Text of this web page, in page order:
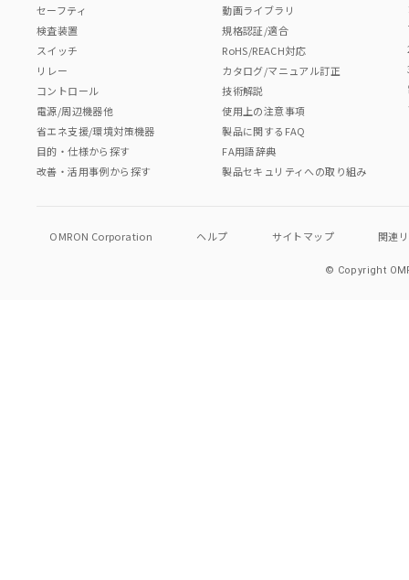
セーフティ
検査装置
スイッチ
リレー
コントロール
電源/周辺機器他
省エネ支援/環境対策機器
目的・仕様から探す
改善・活用事例から探す
動画ライブラリ
規格認証/適合
RoHS/REACH対応
カタログ/マニュアル訂正
技術解説
使用上の注意事項
製品に関するFAQ
FA用語辞典
製品セキュリティへの取り組み
OMRON Corporation ヘルプ サイトマップ 関連
© Copyright